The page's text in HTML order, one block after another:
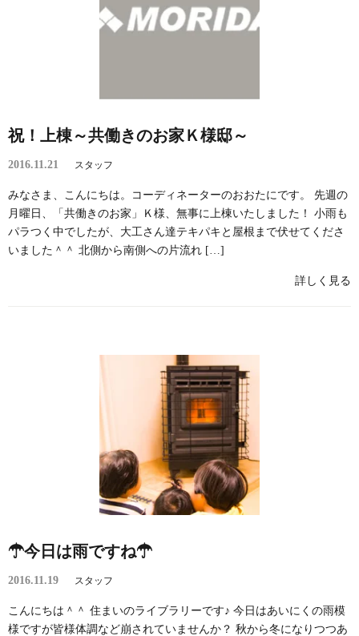
祝！上棟～共働きのお家Ｋ様邸～
2016.11.21 スタッフ
みなさま、こんにちは。コーディネーターのおおたにです。 先週の
月曜日、「共働きのお家」Ｋ様、無事に上棟いたしました！ 小雨も
パラつく中でしたが、大工さん達テキパキと屋根まで伏せてくださ
いました＾＾ 北側から南側への片流れ […]
詳しく見る
☂今日は雨ですね☂
2016.11.19 スタッフ
こんにちは＾＾ 住まいのライブラリーです♪ 今日はあいにくの雨模
様ですが皆様体調など崩されていませんか？ 秋から冬になりつつあ